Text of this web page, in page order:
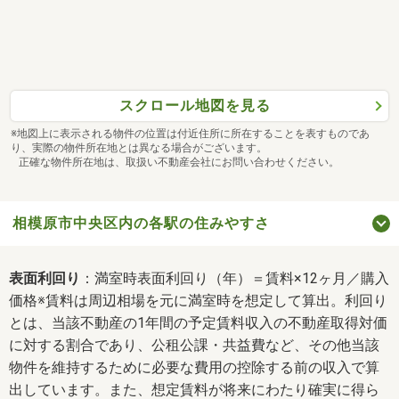
スクロール地図を見る
※地図上に表示される物件の位置は付近住所に所在することを表すものであ
り、実際の物件所在地とは異なる場合がございます。
正確な物件所在地は、取扱い不動産会社にお問い合わせください。
相模原市中央区内の各駅の住みやすさ
表面利回り ：満室時表面利回り（年）＝賃料×12ヶ月／購入
価格※賃料は周辺相場を元に満室時を想定して算出。利回り
とは、当該不動産の1年間の予定賃料収入の不動産取得対価
に対する割合であり、公租公課・共益費など、その他当該
物件を維持するために必要な費用の控除する前の収入で算
出しています。また、想定賃料が将来にわたり確実に得ら